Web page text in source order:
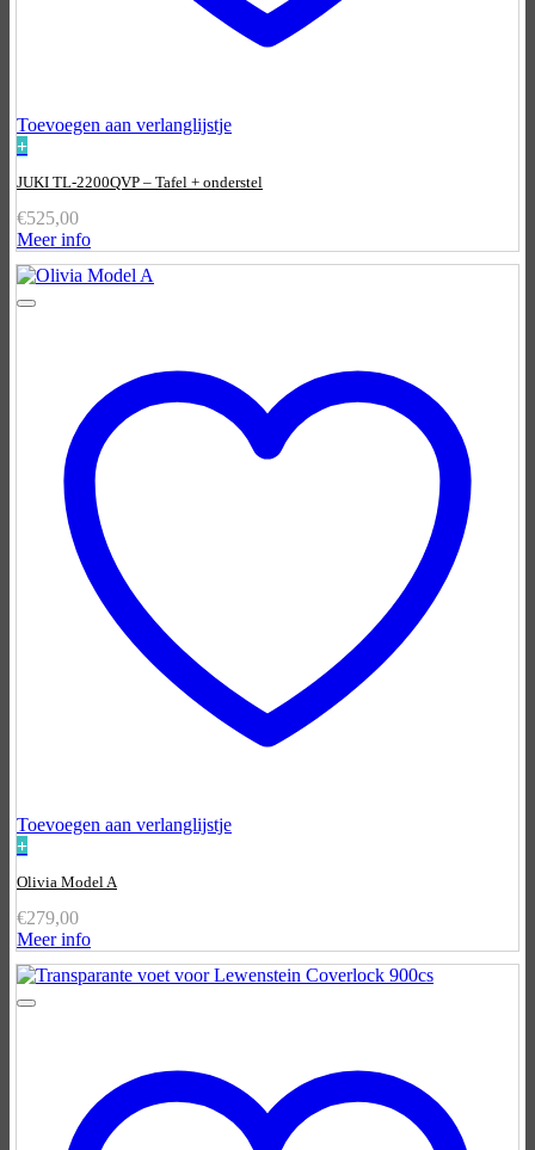
Toevoegen aan verlanglijstje
+
JUKI TL-2200QVP – Tafel + onderstel
€525,00
Meer info
Toevoegen aan verlanglijstje
+
Olivia Model A
€279,00
Meer info